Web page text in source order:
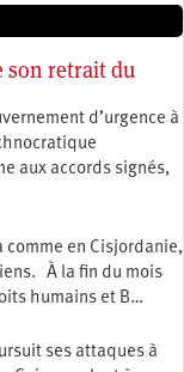
son retrait du
d’urgence à
aux accords signés,
comme en Cisjordanie,
À la fin du mois
humains et B…
ses attaques à